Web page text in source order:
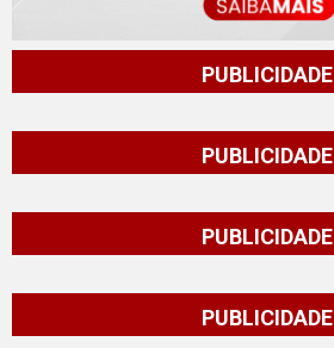
PUBLICIDADE
PUBLICIDADE
PUBLICIDADE
PUBLICIDADE